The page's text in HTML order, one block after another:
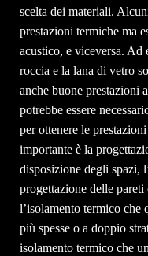
scelta dei materiali.
prestazioni termiche ma
acustico, e viceversa. Ad
roccia e la lana di vetro
anche buone prestazioni
potrebbe essere
per ottenere le
importante è la
disposizione degli spazi,
progettazione delle
l’isolamento termico che
più spesse o a doppio
isolamento termico che